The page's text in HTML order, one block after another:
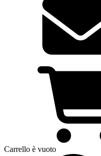
Carrello è vuoto